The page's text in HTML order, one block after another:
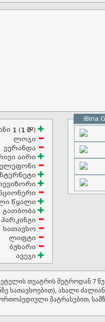
1(1 მ²)
ლოჯი
ვერანდა
აირი
წყალი
გათბობა
პარკინგი
სათავსო
ლიფტი
ბუხარი
ავეჯი
სათავსოებით), ახალი
მატრასებით,